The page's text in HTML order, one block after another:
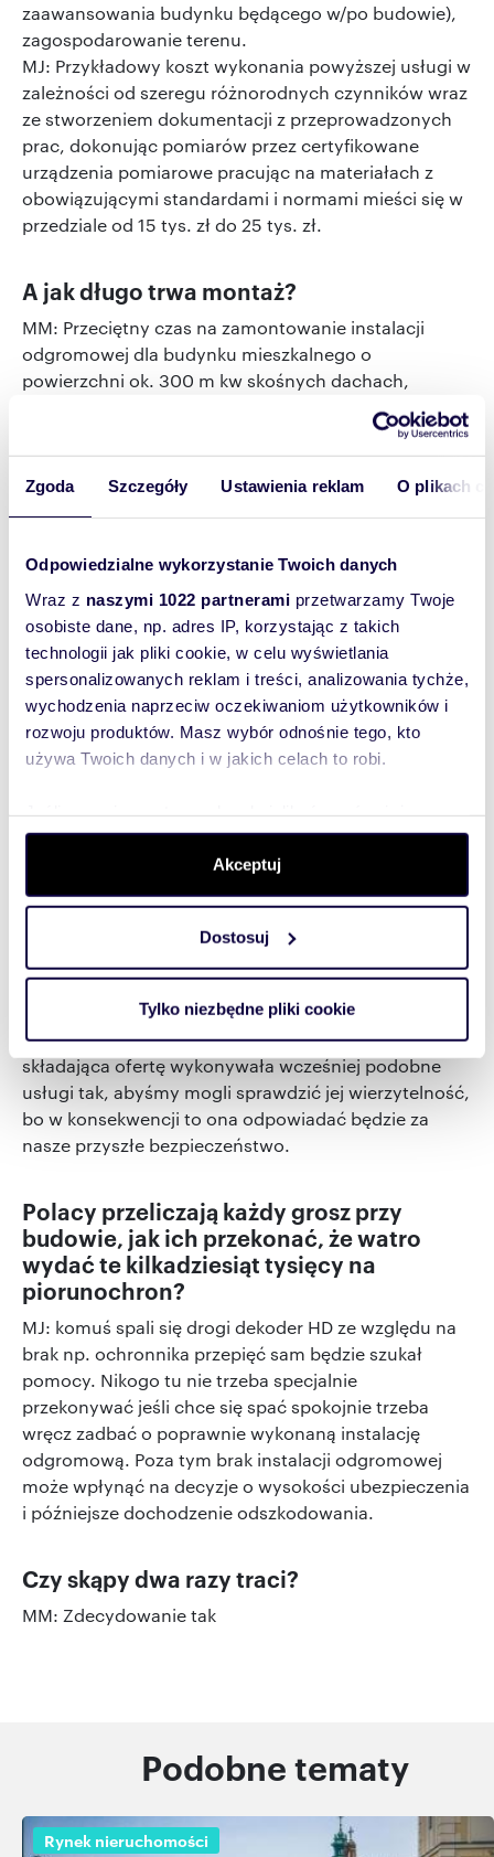
Zgoda Szczegóły Ustawienia reklam O plikach
Odpowiedzialne wykorzystanie Twoich danych
Wraz z naszymi 1022 partnerami przetwarzamy Twoje
osobiste dane, np. adres IP, korzystając z takich
technologii jak pliki cookie, w celu wyświetlania
spersonalizowanych reklam i treści, analizowania tychże,
wychodzenia naprzeciw oczekiwaniom użytkowników i
rozwoju produktów. Masz wybór odnośnie tego, kto
używa Twoich danych i w jakich celach to robi.
Gromadzić dane dotyczące Twojej lokalizacji
geograficznej z dokładnością nawet do kilku metrów
Identyfikować Twoje urządzenie, aktywnie analizując
czyli wirtualny odcisk palca)
Dowiedz się więcej odnośnie tego, jak Twoje osobiste
dane są przetwarzane oraz ustaw własne preferencje w
zmienić lub wycofać swoją zgodę w dowolnej chwili.
Wykorzystujemy pliki cookie do spersonalizowania treści
i reklam, aby oferować funkcje społecznościowe i
społecznościowym, reklamowym i analitycznym.
Partnerzy mogą połączyć te informacje z innymi danymi
otrzymanymi od Ciebie lub uzyskanymi podczas
korzystania z ich usług.
Akceptuj
Dostosuj
Tylko niezbędne pliki cookie
zaawansowania budynku będącego w/po budowie),
zagospodarowanie terenu.
MJ: Przykładowy koszt wykonania powyższej usługi w
zależności od szeregu różnorodnych czynników wraz
ze stworzeniem dokumentacji z przeprowadzonych
prac, dokonując pomiarów przez certyfikowane
urządzenia pomiarowe pracując na materiałach z
obowiązującymi standardami i normami mieści się w
przedziale od 15 tys. zł do 25 tys. zł.
A jak długo trwa montaż?
MM: Przeciętny czas na zamontowanie instalacji
odgromowej dla budynku mieszkalnego o
powierzchni ok. 300 m kw skośnych dachach,
rezystancji na poziomie wyjściowym ok. 450 om/m
wynosi od 4 do 6 dni plus dzień na pomiary i
przygotowanie kompletnej dokumentacji
powykonawczej.
MJ: Zależy przede wszystkim od wielkości obiektu,
skośne, elewacje szklane, drewniane),
skomplikowania ilości elementów występujących na
dachu, które muszą się znaleźć w polu ochrony
takich jak anteny, klimatyzatory, kominy, pomosty.
Jest tyle firm na rynku, jak wybrać firmę
która poprawnie zainstaluje nam
piorunochron?
przez nas firma ma komplet dokumentów
uprawniających ją do wykonywania takich prac. Czy
ludzie poruszający się po dachach są
certyfikowanymi Technikami Dostępu Linowego,
elektrycy mają uprawnienia do wykonywania
zgodności i świadectwem wzorcowania, czy firma
posiada doświadczenie w wykonywaniu podobnych
robót. Nie bójmy się pytać czy i dla kogo firma
składająca ofertę wykonywała wcześniej podobne
usługi tak, abyśmy mogli sprawdzić jej wierzytelność,
bo w konsekwencji to ona odpowiadać będzie za
nasze przyszłe bezpieczeństwo.
Polacy przeliczają każdy grosz przy
budowie, jak ich przekonać, że watro
wydać te kilkadziesiąt tysięcy na
piorunochron?
MJ: komuś spali się drogi dekoder HD ze względu na
brak np. ochronnika przepięć sam będzie szukał
pomocy. Nikogo tu nie trzeba specjalnie
przekonywać jeśli chce się spać spokojnie trzeba
wręcz zadbać o poprawnie wykonaną instalację
odgromową. Poza tym brak instalacji odgromowej
może wpłynąć na decyzje o wysokości ubezpieczenia
i późniejsze dochodzenie odszkodowania.
Czy skąpy dwa razy traci?
MM: Zdecydowanie tak
Podobne tematy
Rynek nieruchomości